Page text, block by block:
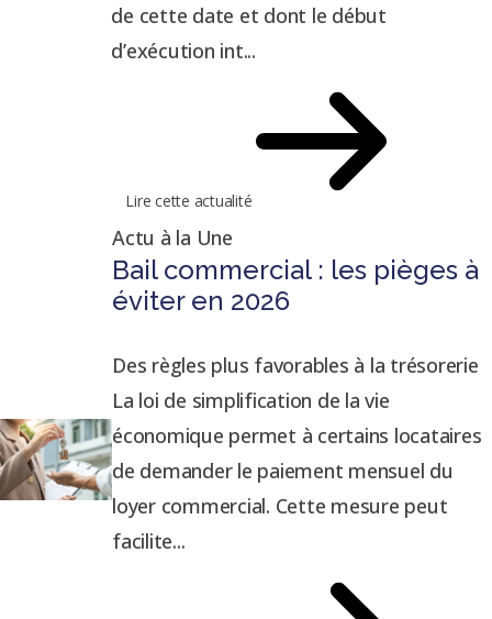
de cette date et dont le début
d’exécution int...
Lire cette actualité
Actu à la Une
Bail commercial : les pièges à
éviter en 2026
Des règles plus favorables à la trésorerie
La loi de simplification de la vie
économique permet à certains locataires
de demander le paiement mensuel du
loyer commercial. Cette mesure peut
facilite...